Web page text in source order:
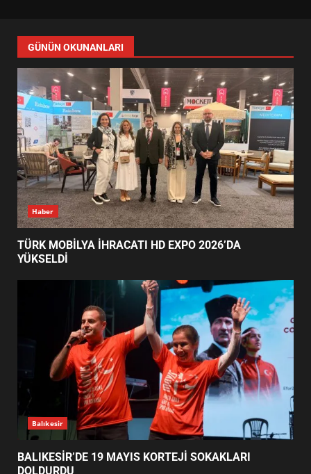
6
EDREMİT’TE 19 MAYIS COŞKUSU
MEYDANLARA TAŞTI
7
EDREMİT BELEDİYESİ BAYRAM
SEFERBERLİĞİ: TÜM İLÇE
HAZIRLANIYOR
1
TÜRK MOBİLYA İHRACATI HD
EXPO 2026’DA YÜKSELDİ
BALIKESİR’DE 19 MAYIS KORTEJİ
SOKAKLARI DOLDURDU
3
SİBER VATAN’DA NEFES KESEN
YARI FİNAL! 24 GENÇ YARIŞTI
GÜNÜN OKUNANLARI
Haber
TÜRK MOBİLYA İHRACATI HD EXPO 2026’DA
YÜKSELDİ
Balıkesir
BALIKESİR’DE 19 MAYIS KORTEJİ SOKAKLARI
DOLDURDU